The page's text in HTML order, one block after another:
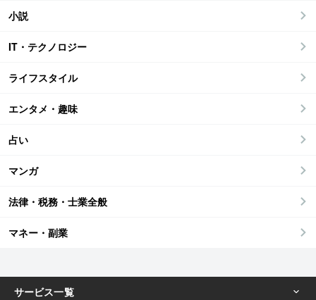
小説
IT・テクノロジー
ライフスタイル
エンタメ・趣味
占い
マンガ
法律・税務・士業全般
マネー・副業